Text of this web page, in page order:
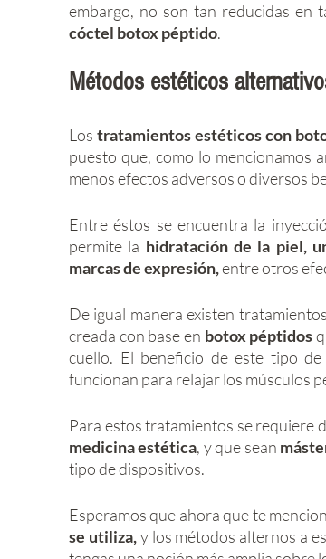
embargo, no son tan reducidas en
cóctel botox péptido.
Métodos estéticos
Los tratamientos estéticos con
puesto que, como lo mencionamos
menos efectos adversos o diversos
Entre éstos se encuentra la
permite la hidratación de la piel,
marcas de expresión, entre otros
De igual manera existen
creada con base en botox péptidos
cuello. El beneficio de este tipo
funcionan para relajar los músculos
medicina estética, y que sean
tipo de dispositivos.
Esperamos que ahora que te
se utiliza, y los métodos alternos a